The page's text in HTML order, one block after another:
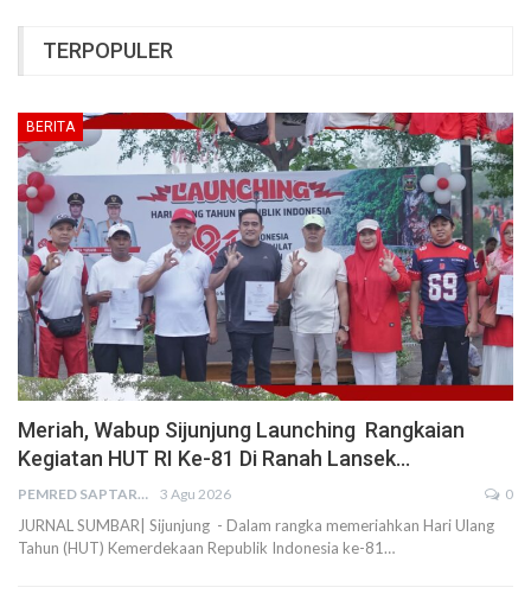
TERPOPULER
BERITA
Meriah, Wabup Sijunjung Launching Rangkaian
Kegiatan HUT RI Ke-81 Di Ranah Lansek…
PEMRED SAPTARIUS 3 Agu 2026 0
JURNAL SUMBAR| Sijunjung - Dalam rangka memeriahkan Hari Ulang
Tahun (HUT) Kemerdekaan Republik Indonesia ke-81…